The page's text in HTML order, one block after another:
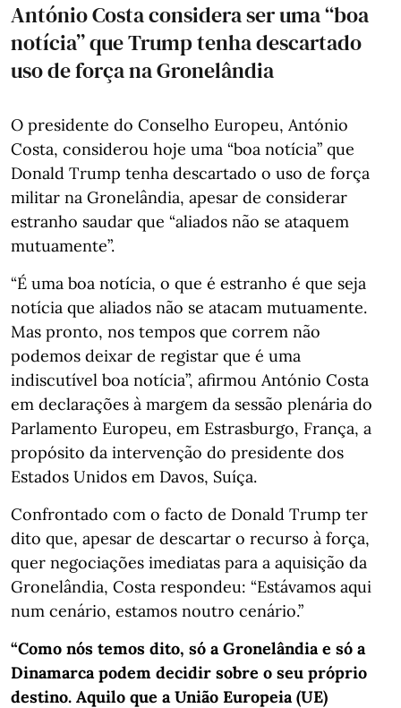
António Costa considera ser uma “boa
notícia” que Trump tenha descartado
uso de força na Gronelândia
O presidente do Conselho Europeu, António
Costa, considerou hoje uma “boa notícia” que
Donald Trump tenha descartado o uso de força
militar na Gronelândia, apesar de considerar
estranho saudar que “aliados não se ataquem
mutuamente”.
“É uma boa notícia, o que é estranho é que seja
notícia que aliados não se atacam mutuamente.
Mas pronto, nos tempos que correm não
podemos deixar de registar que é uma
indiscutível boa notícia”, afirmou António Costa
em declarações à margem da sessão plenária do
Parlamento Europeu, em Estrasburgo, França, a
propósito da intervenção do presidente dos
Estados Unidos em Davos, Suíça.
Confrontado com o facto de Donald Trump ter
dito que, apesar de descartar o recurso à força,
quer negociações imediatas para a aquisição da
Gronelândia, Costa respondeu: “Estávamos aqui
num cenário, estamos noutro cenário.”
“Como nós temos dito, só a Gronelândia e só a
Dinamarca podem decidir sobre o seu próprio
destino. Aquilo que a União Europeia (UE)